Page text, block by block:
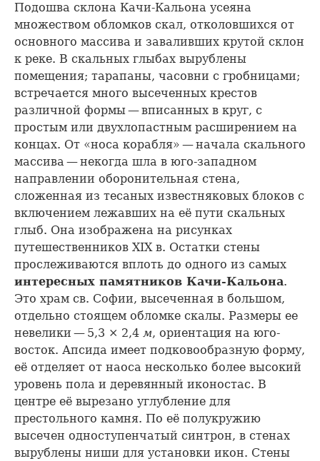
Подошва склона Качи-Кальона усеяна
множеством обломков скал, отколовшихся от
основного массива и заваливших крутой склон
к реке. В скальных глыбах вырублены
помещения; тарапаны, часовни с гробницами;
встречается много высеченных крестов
различной формы — вписанных в круг, с
простым или двухлопастным расширением на
концах. От «носа корабля» — начала скального
массива — некогда шла в юго-западном
направлении оборонительная стена,
сложенная из тесаных известняковых блоков с
включением лежавших на её пути скальных
глыб. Она изображена на рисунках
путешественников XIX в. Остатки стены
прослеживаются вплоть до одного из самых
интересных памятников Качи-Кальона.
Это храм св. Софии, высеченная в большом,
отдельно стоящем обломке скалы. Размеры ее
невелики — 5,3 × 2,4 м, ориентация на юго-
восток. Апсида имеет подковообразную форму,
её отделяет от наоса несколько более высокий
уровень пола и деревянный иконостас. В
центре её вырезано углубление для
престольного камня. По её полукружию
высечен одноступенчатый синтрон, в стенах
вырублены ниши для установки икон. Стены